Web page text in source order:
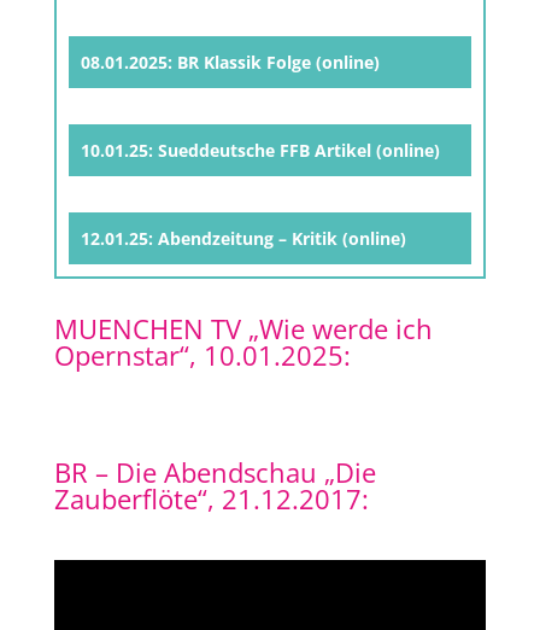
08.01.2025: BR Klassik Folge (online)
10.01.25: Sueddeutsche FFB Artikel (online)
12.01.25: Abendzeitung – Kritik (online)
MUENCHEN TV „Wie werde ich
Opernstar“, 10.01.2025:
BR – Die Abendschau „Die
Zauberflöte“, 21.12.2017: